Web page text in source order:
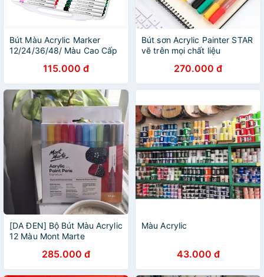
Bút Màu Acrylic Marker
12/24/36/48/ Màu Cao Cấp
Vẽ Trên Mọi Chất Liệu Bề
Mặt
115.000 đ
Bút sơn Acrylic Painter STAR
vẽ trên mọi chất liệu
270.000 đ
[DA ĐEN] Bộ Bút Màu Acrylic
12 Màu Mont Marte
285.000 đ
Màu Acrylic
43.000 đ